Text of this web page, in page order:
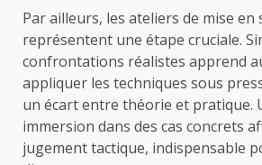
Par ailleurs, les ateliers de mise en
représentent une étape cruciale.
confrontations réalistes apprend
appliquer les techniques sous
un écart entre théorie et pratique.
immersion dans des cas concrets
jugement tactique, indispensable